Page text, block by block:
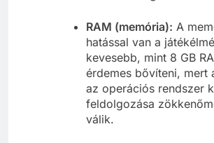
RAM (memória): A
hatással van a
kevesebb, mint 8 GB
érdemes bővíteni, mert
az operációs rendszer
feldolgozása
válik.